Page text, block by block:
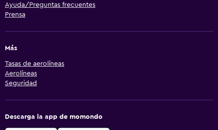
Ayuda/Preguntas frecuentes
Prensa
Más
Tasas de aerolíneas
Aerolíneas
Seguridad
Descarga la app de momondo